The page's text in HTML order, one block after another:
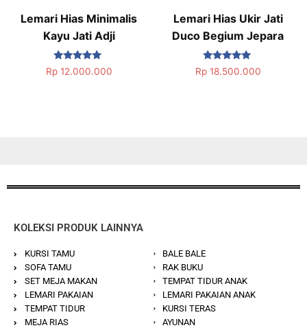
Lemari Hias Minimalis
Kayu Jati Adji
Dinilai
5.00
Rp12.000.000
Lemari Hias Ukir Jati
Duco Begium Jepara
Dinilai
5.00
Rp18.500.000
KOLEKSI PRODUK LAINNYA
KURSI TAMU
SOFA TAMU
SET MEJA MAKAN
LEMARI PAKAIAN
TEMPAT TIDUR
MEJA RIAS
BALE BALE
RAK BUKU
TEMPAT TIDUR ANAK
LEMARI PAKAIAN ANAK
KURSI TERAS
AYUNAN